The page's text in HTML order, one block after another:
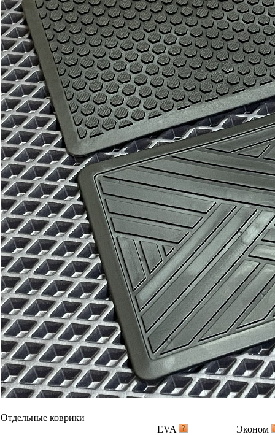
Отдельные коврики
EVA
Эконом
Два передних коврика 1800
3000
можете уточнить
Без лепестка
С лепестком
В корзину
Водительский коврик 900
1500
можете уточнить
Без лепестка
С лепестком
В корзину
Коврик переднего пассажира900 1500
В корзину
Два задних коврика 1300 2200
В корзину
Багажник
EVA
Эконом
Ковер багажника для седана3300 5000